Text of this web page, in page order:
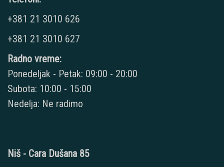
+381 21 3010 626
+381 21 3010 627
Radno vreme:
Ponedeljak - Petak: 09:00 - 20:00
Subota: 10:00 - 15:00
Nedelja: Ne radimo
Niš - Cara Dušana 85